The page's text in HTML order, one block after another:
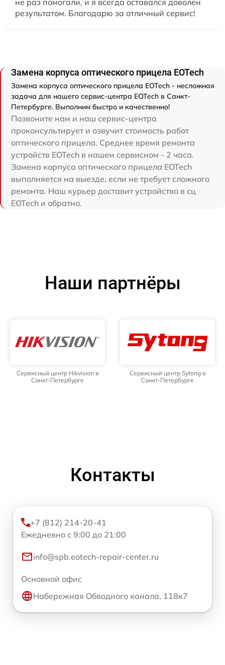
не раз помогали, и я всегда оставался доволен
результатом. Благодарю за отличный сервис!
Замена корпуса оптического прицела EOTech
Замена корпуса оптического прицела EOTech - несложная
задача для нашего сервис-центра EOTech в Санкт-
Петербурге. Выполним быстро и качественно!
Позвоните нам и наш сервис-центра
проконсультирует и озвучит стоимость работ
оптического прицела. Среднее время ремонта
устройств EOTech в нашем сервисном - 2 часа.
Замена корпуса оптического прицела EOTech
выполняется на выезде, если не требует сложного
ремонта. Наш курьер доставит устройство в сц
EOTech и обратно.
Наши партнёры
Сервисный центр Hikvision в
Санкт-Петербурге
Сервисный центр Sytong в
Санкт-Петербурге
Контакты
+7 (812) 214-20-41
Ежедневно с 9:00 до 21:00
info@spb.eotech-repair-center.ru
Основной офис
Набережная Обводного канала, 118к7